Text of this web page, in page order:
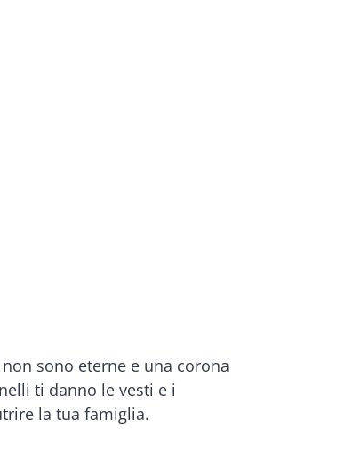
sono eterne e una corona
ti danno le vesti e i
la tua famiglia.